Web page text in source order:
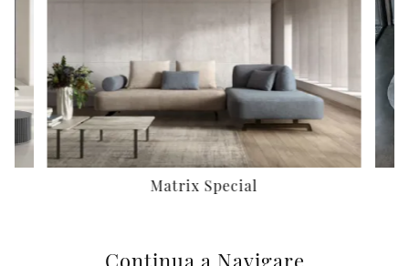
Matrix Special
Continua a Navigare